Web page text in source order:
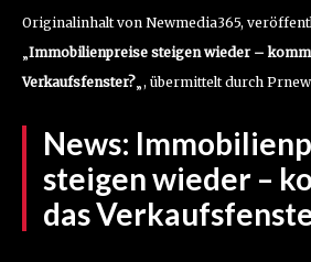
Originalinhalt von Newmedia365,
„Immobilienpreise steigen wieder –
Verkaufsfenster?„, übermittelt durch
News:
steigen wieder –
das